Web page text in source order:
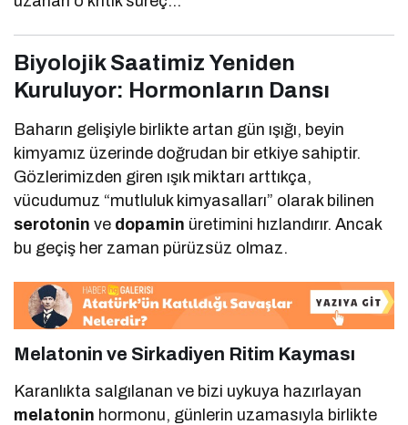
Biyolojik Saatimiz Yeniden
Kuruluyor: Hormonların Dansı
Baharın gelişiyle birlikte artan gün ışığı, beyin
kimyamız üzerinde doğrudan bir etkiye sahiptir.
Gözlerimizden giren ışık miktarı arttıkça,
vücudumuz “mutluluk kimyasalları” olarak bilinen
serotonin ve dopamin üretimini hızlandırır. Ancak
bu geçiş her zaman pürüzsüz olmaz.
Melatonin ve Sirkadiyen Ritim Kayması
Karanlıkta salgılanan ve bizi uykuya hazırlayan
melatonin hormonu, günlerin uzamasıyla birlikte